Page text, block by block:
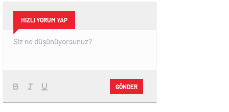
HIZLI YORUM YAP
GÖNDER